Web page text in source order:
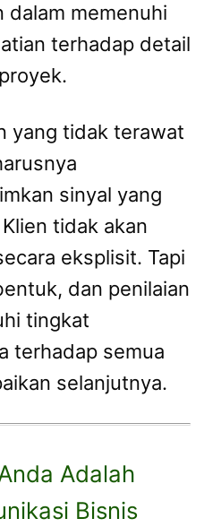
dalam memenuhi
terhadap detail
yang tidak terawat
sinyal yang
tidak akan
eksplisit. Tapi
dan penilaian
tingkat
terhadap semua
selanjutnya.
Adalah
Bisnis